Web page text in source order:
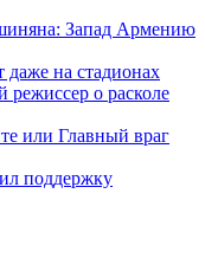
Запад Армению
на стадионах
режиссер о расколе
или Главный враг
поддержку